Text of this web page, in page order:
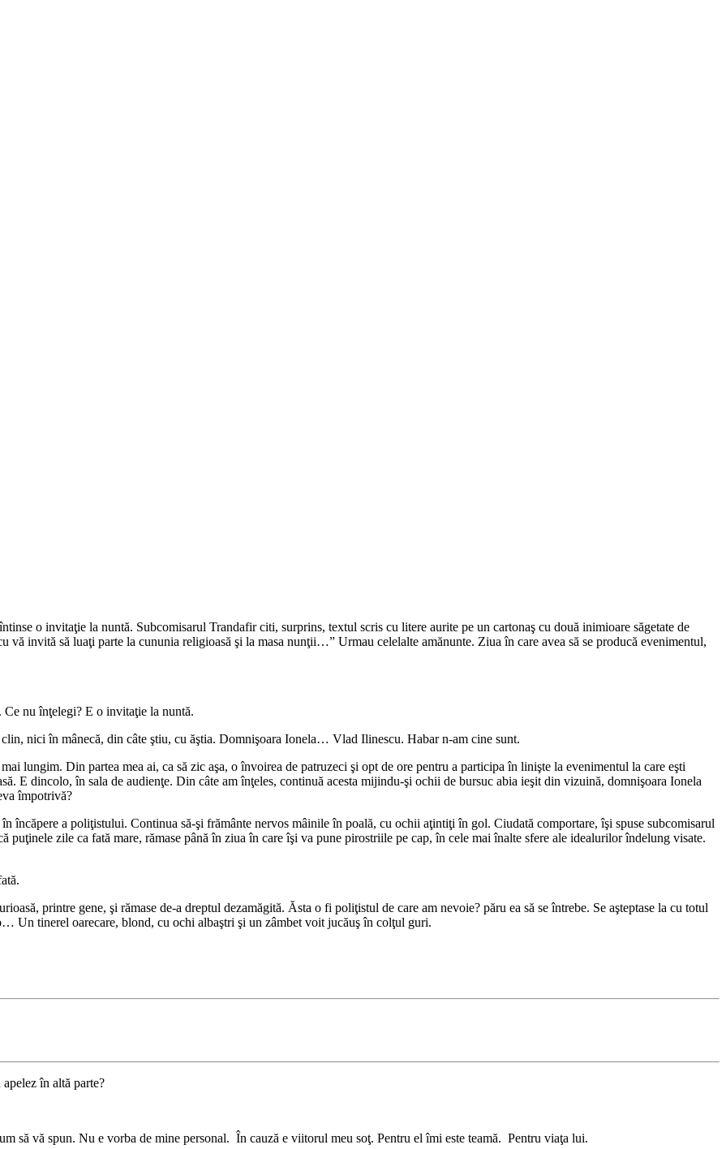
o invitaţie la nuntă. Subcomisarul Trandafir citi, surprins, textul scris cu litere aurite pe un cartonaş cu două inimioare săgetate de
invită să luaţi parte la cununia religioasă şi la masa nunţii…” Urmau celelalte amănunte. Ziua în care avea să se producă evenimentul,
nu înţelegi? E o invitaţie la nuntă.
nici în mânecă, din câte ştiu, cu ăştia. Domnişoara Ionela… Vlad Ilinescu. Habar n-am cine sunt.
lungim. Din partea mea ai, ca să zic aşa, o învoirea de patruzeci şi opt de ore pentru a participa în linişte la evenimentul la care eşti
E dincolo, în sala de audienţe. Din câte am înţeles, continuă acesta mijindu-şi ochii de bursuc abia ieşit din vizuină, domnişoara Ionela
împotrivă?
încăpere a poliţistului. Continua să-şi frământe nervos mâinile în poală, cu ochii aţintiţi în gol. Ciudată comportare, îşi spuse subcomisarul
puţinele zile ca fată mare, rămase până în ziua în care îşi va pune pirostriile pe cap, în cele mai înalte sfere ale idealurilor îndelung visate.
printre gene, şi rămase de-a dreptul dezamăgită. Ăsta o fi poliţistul de care am nevoie? păru ea să se întrebe. Se aşteptase la cu totul
tinerel oarecare, blond, cu ochi albaştri şi un zâmbet voit jucăuş în colţul guri.
în altă parte?
să vă spun. Nu e vorba de mine personal. În cauză e viitorul meu soţ. Pentru el îmi este teamă. Pentru viaţa lui.